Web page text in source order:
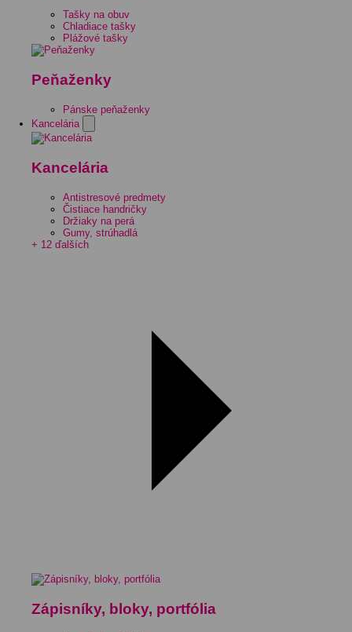
Tašky na obuv
Chladiace tašky
Plážové tašky
Peňaženky
Pánske peňaženky
Kancelária
Kancelária
Antistresové predmety
Čistiace handričky
Držiaky na perá
Gumy, strúhadlá
+ 12 ďalších
Zápisníky, bloky, portfólia